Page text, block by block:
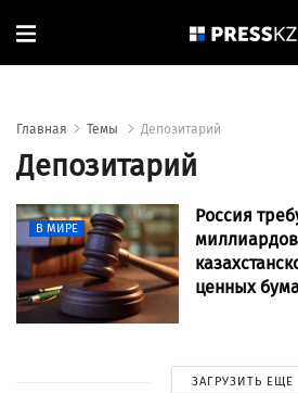
Главная Темы Депозитарий
Депозитарий
В МИРЕ
Россия
миллиардов
ценных
ЗАГРУЗИТЬ ЕЩЕ